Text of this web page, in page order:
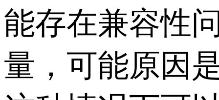
能存在兼容性
量，可能原因